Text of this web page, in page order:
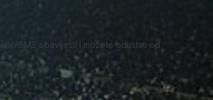
SMS obavijesti i možete odustati od